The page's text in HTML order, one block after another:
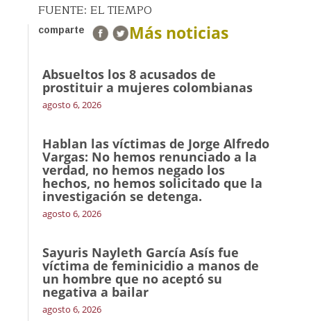
FUENTE: EL TIEMPO
comparte Más noticias
Absueltos los 8 acusados de
prostituir a mujeres colombianas
agosto 6, 2026
Hablan las víctimas de Jorge Alfredo
Vargas: No hemos renunciado a la
verdad, no hemos negado los
hechos, no hemos solicitado que la
investigación se detenga.
agosto 6, 2026
Sayuris Nayleth García Asís fue
víctima de feminicidio a manos de
un hombre que no aceptó su
negativa a bailar
agosto 6, 2026